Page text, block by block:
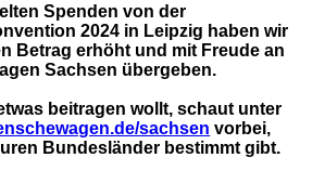
Spenden von der
2024 in Leipzig haben wir
Betrag erhöht und mit Freude an
Sachsen übergeben.
beitragen wollt, schaut unter
sachsen vorbei,
Bundesländer bestimmt gibt.